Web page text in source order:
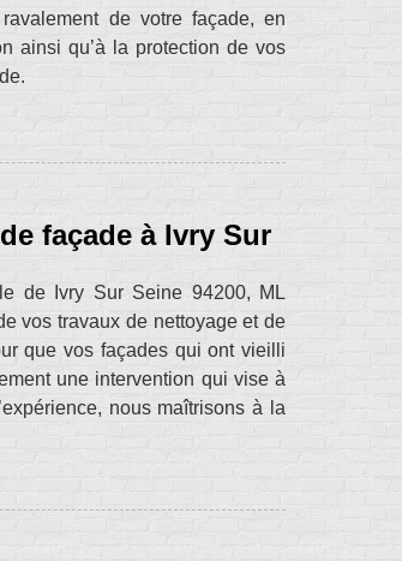
de votre façade, en
ainsi qu’à la protection de vos
façade à Ivry Sur
de Ivry Sur Seine 94200, ML
vos travaux de nettoyage et de
que vos façades qui ont vieilli
une intervention qui vise à
nous maîtrisons à la